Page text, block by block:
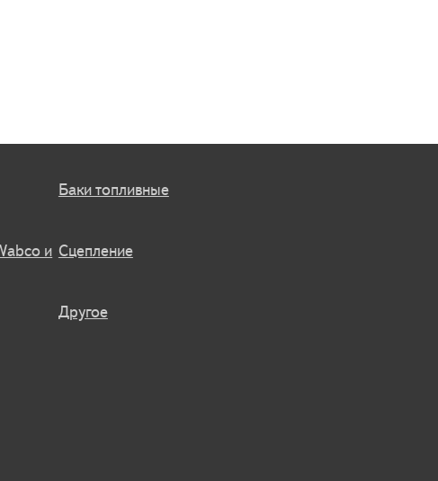
Баки топливные
и Сцепление
Другое